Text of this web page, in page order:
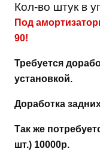
Кол-во штук в
Под
90!
Требуется
установкой.
Доработка
Так же
шт.) 10000р.